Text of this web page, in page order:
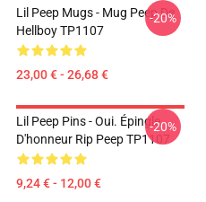
Lil Peep Mugs - Mug Peep De
Hellboy TP1107
23,00 € - 26,68 €
-20%
Lil Peep Pins - Oui. Épingle
D'honneur Rip Peep TP1107
9,24 € - 12,00 €
-20%